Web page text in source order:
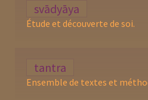
svādyāya
Étude et découverte de soi.
tantra
Ensemble de textes et